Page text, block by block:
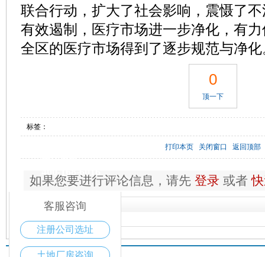
联合行动，扩大了社会影响，震慑了
有效遏制，医疗市场进一步净化，有
全区的医疗市场得到了逐步规范与净化
0
顶一下
标签：
打印本页 关闭窗口 返回顶部
如果您要进行评论信息，请先 登录 或者
网友评论
电话咨询
400-168-6016
客服咨询
注册公司选址
土地厂房咨询